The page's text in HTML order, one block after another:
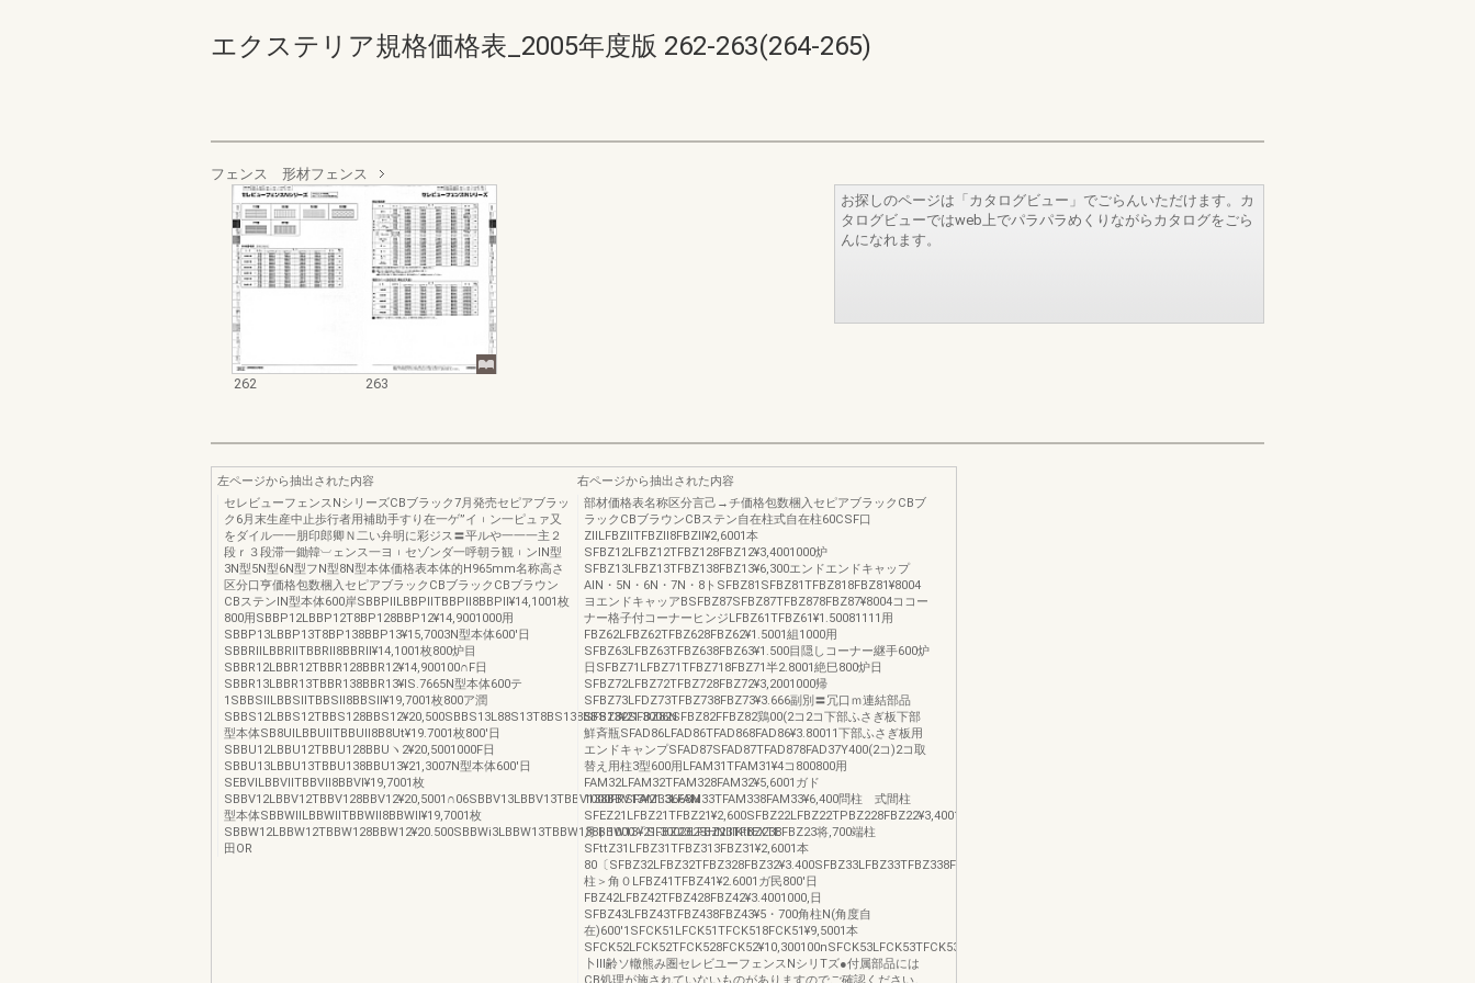
エクステリア規格価格表_2005年度版 262-263(264-265)
フェンス 形材フェンス
262 263
お探しのページは「カタログビュー」でごらんいただけます。カ
タログビューではweb上でパラパラめくりながらカタログをごら
んになれます。
左ページから抽出された内容
セレビューフェンスNシリーズCBブラック7月発売セピアブラッ
ク6月末生産中止歩行者用補助手すり在一ゲ”イ︲ン一ピュァ又
をダイル一一朋印郎卿Ｎ二い弁明に彩ジス〓平ルや一一一主２
段ｒ３段滞一鋤韓︺ェンス一ヨ︲セゾンダ一呼朝ラ観︲ンlN型
3N型5N型6N型フN型8N型本体価格表本体的H965mm名称高さ
区分口亨価格包数梱入セピアブラックCBブラックCBブラウン
CBステンlN型本体600岸SBBPllLBBPllTBBPll8BBPll¥14,1001枚
800用SBBP12LBBP12T8BP128BBP12¥14,9001000用
SBBP13LBBP13T8BP138BBP13¥15,7003N型本体600'日
SBBRllLBBRllTBBRll8BBRll¥14,1001枚800炉目
SBBR12LBBR12TBBR128BBR12¥14,900100∩F日
SBBR13LBBR13TBBR138BBR13¥lS.7665N型本体600テ
1SBBSllLBBSllTBBSll8BBSll¥19,7001枚800ア潤
SBBS12LBBS12TBBS128BBS12¥20,500SBBS13L88S13T8BS138BBS13¥21.3006N
型本体SB8UlLBBUllTBBUll8B8Ut¥19.7001枚800'日
SBBU12LBBU12TBBU128BBUヽ2¥20,5001000F日
SBBU13LBBU13TBBU138BBU13¥21,3007N型本体600'日
SEBVlLBBVllTBBVll8BBVl¥19,7001枚
SBBV12LBBV12TBBV128BBV12¥20,5001∩06SBBV13LBBV13TBBV138BBV13¥21.3668N
型本体SBBWllLBBWllTBBWll8BBWll¥19,7001枚
SBBW12LBBW12TBBW128BBW12¥20.500SBBWi3LBBW13TBBW138BBW13¥21.300262SHNⅢKttEXTE
田OR
右ページから抽出された内容
部材価格表名称区分言己→チ価格包数梱入セピアブラックCBブ
ラックCBブラウンCBステン自在柱式自在柱60CSF口
ZllLFBZllTFBZll8FBZll¥2,6001本
SFBZ12LFBZ12TFBZ128FBZ12¥3,4001000炉
SFBZ13LFBZ13TFBZ138FBZ13¥6,300エンドエンドキャップ
AIN・5N・6N・7N・8トSFBZ81SFBZ81TFBZ818FBZ81¥8004
ヨエンドキャッアBSFBZ87SFBZ87TFBZ878FBZ87¥8004ココー
ナー格子付コーナーヒンジLFBZ61TFBZ61¥1.50081111用
FBZ62LFBZ62TFBZ628FBZ62¥1.5001組1000用
SFBZ63LFBZ63TFBZ638FBZ63¥1.500目隠しコーナー継手600炉
日SFBZ71LFBZ71TFBZ718FBZ71半2.8001絶巳800炉日
SFBZ72LFBZ72TFBZ728FBZ72¥3,2001000帰
SFBZ73LFDZ73TFBZ738FBZ73¥3.666副別〓冗口ｍ連結部品
SFBZ82SFBZ82SFBZ82FFBZ82鶏00(2コ2コ下部ふさぎ板下部
鮮斉瓶SFAD86LFAD86TFAD868FAD86¥3.80011下部ふさぎ板用
エンドキャンプSFAD87SFAD87TFAD878FAD37Y400(2コ)2コ取
替え用柱3型600用LFAM31TFAM31¥4コ800800用
FAM32LFAM32TFAM328FAM32¥5,6001ガド
1000FRSFAM33LFAM33TFAM338FAM33¥6,400問柱 式間柱
SFEZ21LFBZ21TFBZ21¥2,600SFBZ22LFBZ22TPBZ228FBZ22¥3,4001
月ト1000「SFBZ23LFBZ23TFBZ238FBZ23将,700端柱
SFttZ31LFBZ31TFBZ313FBZ31¥2,6001本
80〔SFBZ32LFBZ32TFBZ328FBZ32¥3.400SFBZ33LFBZ33TFBZ338FBZ33¥5.700
柱＞角０LFBZ41TFBZ41¥2.6001ガ民800'日
FBZ42LFBZ42TFBZ428FBZ42¥3.4001000,日
SFBZ43LFBZ43TFBZ438FBZ43¥5・700角柱N(角度自
在)600'1SFCK51LFCK51TFCK518FCK51¥9,5001本
SFCK52LFCK52TFCK528FCK52¥10,300100nSFCK53LFCK53TFCK538FCK53¥12.266
卜Ⅲ齢ソ轍熊み圏セレビユーフェンスNシリTズ●付属部品には